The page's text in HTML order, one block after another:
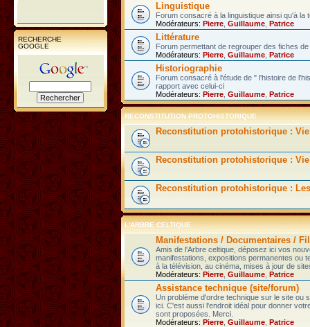
RECHERCHE
GOOGLE
Linguistique
Forum consacré à la linguistique ainsi qu'à la
Modérateurs: Pierre Guillaume Patrice
Littérature
Forum permettant de regrouper des fiches
Modérateurs: Pierre Guillaume Patrice
Historiographie
Forum consacré à l'étude de " l'histoire de
rapport avec celui-ci
Modérateurs: Pierre Guillaume Patrice
RECONSTITUTION PROTOHISTORIQUE
Reconstitution protohistorique :
Reconstitution protohistorique :
Reconstitution protohistorique :
L'ARBRE CELTIQUE
Manifestations / Documentaires /
Amis de l'Arbre celtique, déposez ici vos
manifestations, expositions permanentes ou
à la télévision, au cinéma, mises à jour de
Modérateurs: Pierre Guillaume Patrice
Assistance technique (site/forum)
Un problème d'ordre technique sur le site ou
ici. C'est aussi l'endroit idéal pour donner
sont proposées. Merci.
Modérateurs: Pierre Guillaume Patrice